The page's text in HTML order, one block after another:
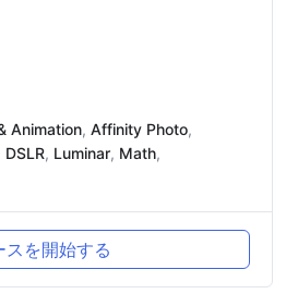
Animation, Affinity Photo,
DSLR, Luminar, Math,
スを開始する